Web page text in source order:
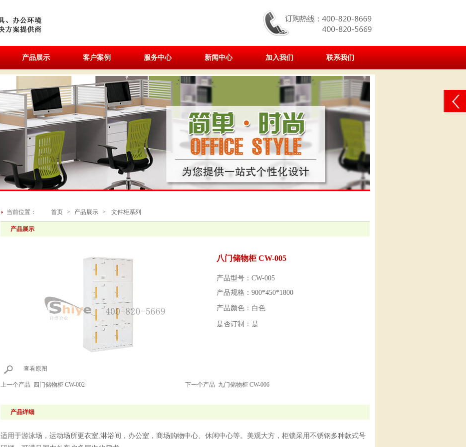
产品展示 客户案例 服务中心 新闻中心 加入我们 联系我们
当前位置： 首页 > 产品展示 > 文件柜系列
产品展示
查看原图
八门储物柜 CW-005
产品型号：CW-005
产品规格：900*450*1800
产品颜色：白色
是否订制：是
上一个产品 四门储物柜 CW-002 下一个产品 九门储物柜 CW-006
产品详细
适用于游泳场，运动场所更衣室,淋浴间，办公室，商场购物中心、休闲中心等。美观大方，柜锁采用不锈钢多种款式号